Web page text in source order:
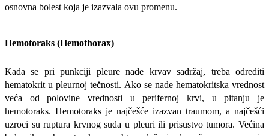
osnovna bolest koja je izazvala ovu promenu.
Hemotoraks (Hemothorax)
Kada se pri punkciji pleure nade krvav sadržaj, treba odrediti
hematokrit u pleurnoj tečnosti. Ako se nade hematokritska vrednost
veća od polovine vrednosti u perifernoj krvi, u pitanju je
hemotoraks. Hemotoraks je najčešće izazvan traumom, a najčešći
uzroci su ruptura krvnog suda u pleuri ili prisustvo tumora. Većina